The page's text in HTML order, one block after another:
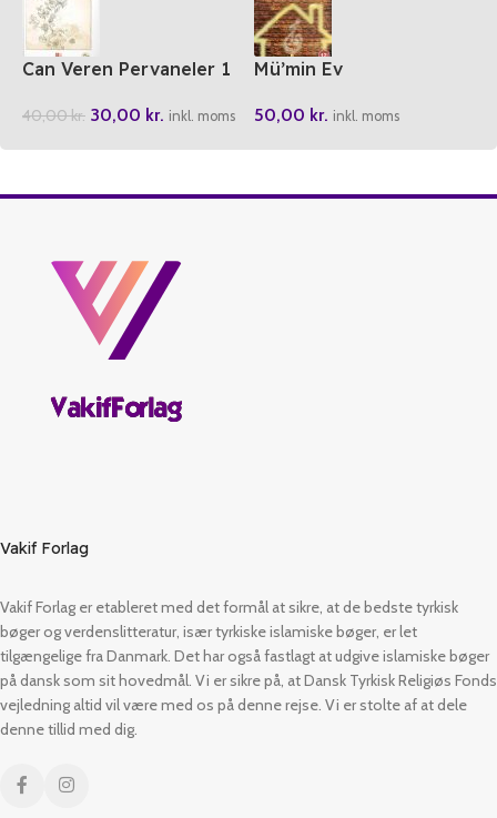
Can Veren Pervaneler 1
40,00kr. 30,00 kr. inkl. moms
Mü’min Ev
50,00 kr. inkl. moms
Vakif Forlag
Vakif Forlag er etableret med det formål at sikre, at de bedste tyrkisk
bøger og verdenslitteratur, især tyrkiske islamiske bøger, er let
tilgængelige fra Danmark. Det har også fastlagt at udgive islamiske bøger
på dansk som sit hovedmål. Vi er sikre på, at Dansk Tyrkisk Religiøs Fonds
vejledning altid vil være med os på denne rejse. Vi er stolte af at dele
denne tillid med dig.